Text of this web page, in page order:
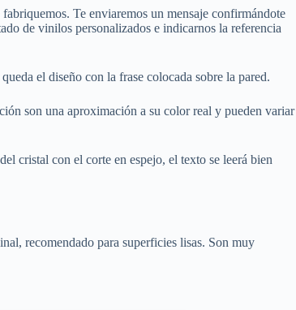
Te enviaremos un mensaje confirmándote
de vinilos personalizados e indicarnos la referencia
el diseño con la frase colocada sobre la pared.
son una aproximación a su color real y pueden variar
cristal con el corte en espejo, el texto se leerá bien
recomendado para superficies lisas. Son muy